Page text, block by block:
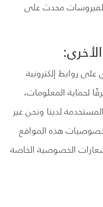
الفيروسات محدث على
على روابط إلكترونية
لحماية المعلومات،
لدينا ونحن غير
هذه المواقع
الخصوصية الخاصة